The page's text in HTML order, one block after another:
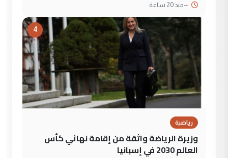
--منذ 20 ساعة
4
رياضية
وزيرة الرياضة واثقة من إقامة نهائي كأس
العالم 2030 في إسبانيا